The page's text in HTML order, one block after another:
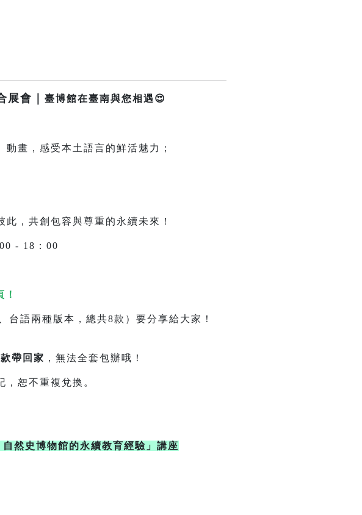
會｜ 臺博館在臺南與您相遇😍
，感受本土語言的鮮活魅力；
共創包容與尊重的永續未來！
- 18：00
本，總共8款）要分享給大家！
帶回家 ，無法全套包辦哦！
不重複兌換。
然史博物館的永續教育經驗」講座